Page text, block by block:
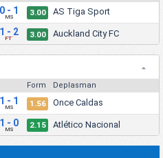
0 - 1
MS 3.00 AS Tiga Sport
1 - 2
FT' 3.00 Auckland City FC
Form Deplasman
1 - 1
MS 1.56 Once Caldas
1 - 0
MS 2.15 Atlético Nacional